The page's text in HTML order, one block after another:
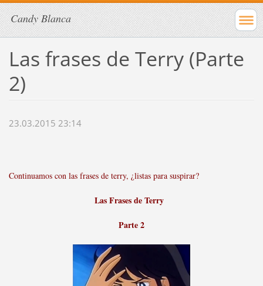
Candy Blanca
Las frases de Terry (Parte
2)
23.03.2015 23:14
Continuamos con las frases de terry, ¿listas para suspirar?
Las Frases de Terry
Parte 2